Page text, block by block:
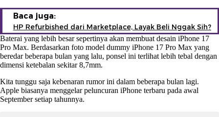
Baca juga:
HP Refurbished dari Marketplace, Layak Beli Nggak Sih?
Baterai yang lebih besar sepertinya akan membuat desain iPhone 17
Pro Max. Berdasarkan foto model dummy iPhone 17 Pro Max yang
beredar beberapa bulan yang lalu, ponsel ini terlihat lebih tebal dengan
dimensi ketebalan sekitar 8,7mm.
Kita tunggu saja kebenaran rumor ini dalam beberapa bulan lagi.
Apple biasanya menggelar peluncuran iPhone terbaru pada awal
September setiap tahunnya.